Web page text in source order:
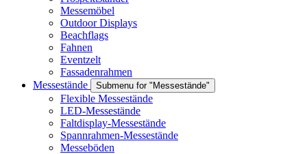
Messemöbel
Outdoor Displays
Beachflags
Fahnen
Eventzelt
Fassadenrahmen
Messestände
Submenu for "Messestände"
Flexible Messestände
LED-Messestände
Faltdisplay-Messestände
Spannrahmen-Messestände
Messeböden